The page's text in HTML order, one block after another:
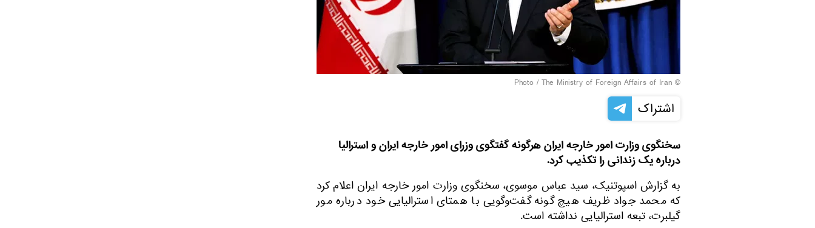
© Photo /
The Ministry of Foreign Affairs of Iran
اشتراک
سخنگوی وزارت امور خارجه ایران هرگونه گفتگوی وزرای امور خارجه ایران و استرالیا
درباره یک زندانی را تکذیب کرد.
به گزارش اسپوتنیک، سید عباس موسوی، سخنگوی وزارت امور خارجه ایران اعلام کرد
که محمد جواد ظریف هیچ‌ گونه گفت‌وگویی با همتای استرالیایی خود درباره مور
گیلبرت، تبعه استرالیایی نداشته است.